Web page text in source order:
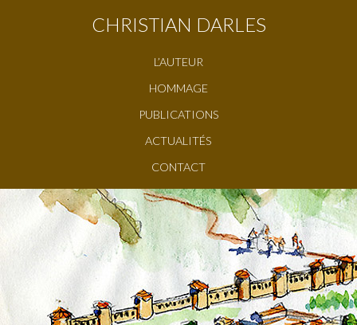
CHRISTIAN DARLES
L’AUTEUR
HOMMAGE
PUBLICATIONS
ACTUALITÉS
CONTACT